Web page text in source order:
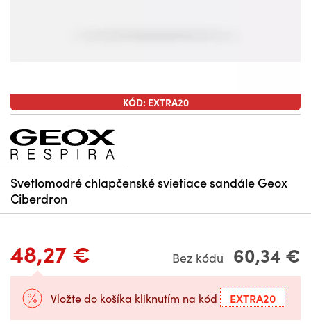
KÓD: EXTRA20
Svetlomodré chlapčenské svietiace sandále Geox
Ciberdron
48,27 € Bez kódu 60,34 €
Vložte do košíka kliknutím na kód EXTRA20